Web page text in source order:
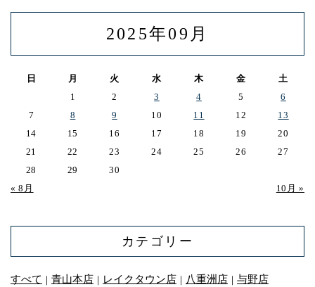
2025年09月
日 月 火 水 木 金 土
« 8月 10月 »
1 2 3 4 5
6
7
8 9 10 11 12
13
14
15 16 17 18 19
20
21
22 23 24 25 26
27
28
29 30
カテゴリー
すべて ｜ 青山本店 ｜ レイクタウン店 ｜ 八重洲店 ｜ 与野店